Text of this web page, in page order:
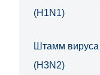
(H1N1)
Штамм вируса
(H3N2)